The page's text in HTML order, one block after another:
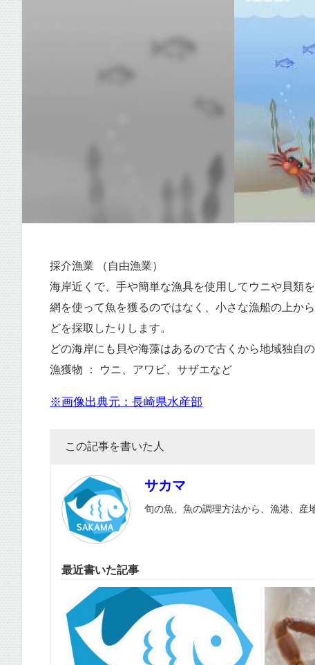
採介漁業 （自由漁業）
海岸近くで、手や簡単な漁具を使用してウニや貝類
網を使って魚を獲るのではなく、小さな漁船の上か
どを採取したりします。
どの海岸にも貝や海藻はあるので古くから地域独自
漁獲物 ： ウニ、アワビ、サザエなど
※画像出典元：長崎県水産部
この記事を書いた人
サカマ
旬の魚、魚の調理方法から、漁港、産
最近書いた記事